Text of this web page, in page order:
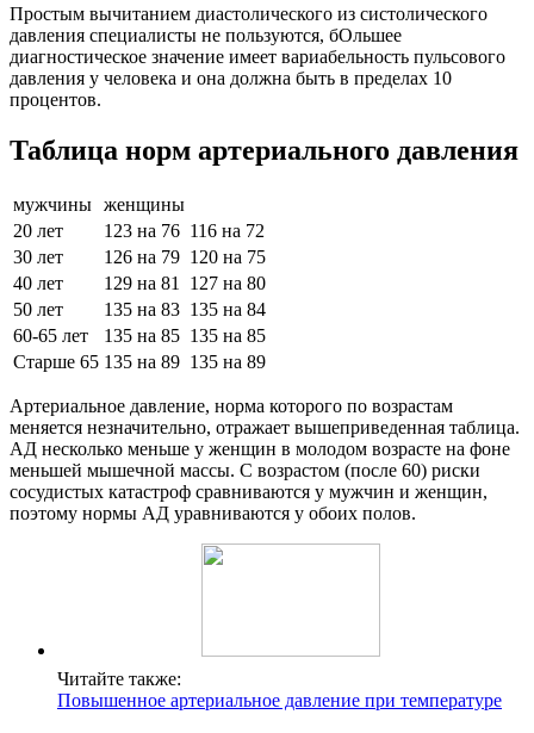
Простым вычитанием диастолического из систолического
давления специалисты не пользуются, бОльшее
диагностическое значение имеет вариабельность пульсового
давления у человека и она должна быть в пределах 10
процентов.
Таблица норм артериального давления
мужчины женщины
20 лет
123 на 76 116 на 72
30 лет
126 на 79 120 на 75
40 лет
129 на 81
127 на 80
50 лет
135 на 83 135 на 84
60-65 лет
135 на 85 135 на 85
Старше 65 135 на 89 135 на 89
Артериальное давление, норма которого по возрастам
меняется незначительно, отражает вышеприведенная таблица.
АД несколько меньше у женщин в молодом возрасте на фоне
меньшей мышечной массы. С возрастом (после 60) риски
сосудистых катастроф сравниваются у мужчин и женщин,
поэтому нормы АД уравниваются у обоих полов.
Читайте также:
Повышенное артериальное давление при температуре